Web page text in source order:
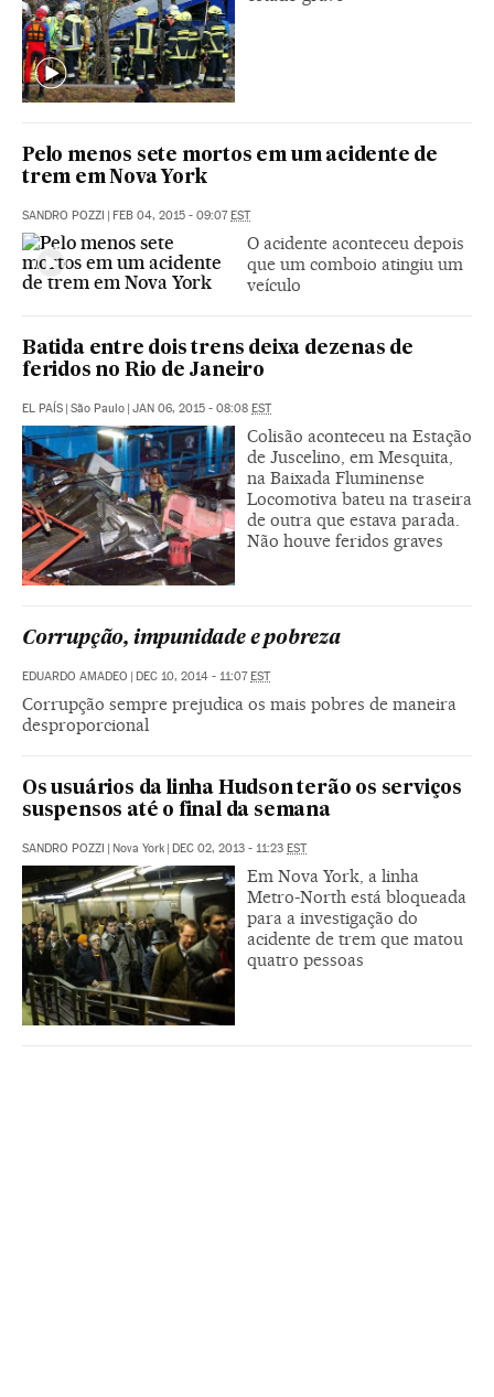
Pelo menos sete mortos em um acidente de
trem em Nova York
SANDRO POZZI | FEB 04, 2015 - 09:07EST
O acidente aconteceu depois
que um comboio atingiu um
veículo
Batida entre dois trens deixa dezenas de
feridos no Rio de Janeiro
EL PAÍS | São Paulo | JAN 06, 2015 - 08:08 EST
Colisão aconteceu na Estação
de Juscelino, em Mesquita,
na Baixada Fluminense
Locomotiva bateu na traseira
de outra que estava parada.
Não houve feridos graves
Corrupção, impunidade e pobreza
EDUARDO AMADEO | DEC 10, 2014 - 11:07EST
Corrupção sempre prejudica os mais pobres de maneira
desproporcional
Os usuários da linha Hudson terão os serviços
suspensos até o final da semana
SANDRO POZZI | Nova York | DEC 02, 2013 - 11:23 EST
Em Nova York, a linha
Metro-North está bloqueada
para a investigação do
acidente de trem que matou
quatro pessoas